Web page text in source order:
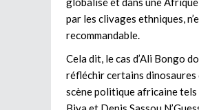
par les clivages ethniques,
recommandable.
Cela dit, le cas d’Ali Bongo
réfléchir certains dinosaures
scène politique africaine tels